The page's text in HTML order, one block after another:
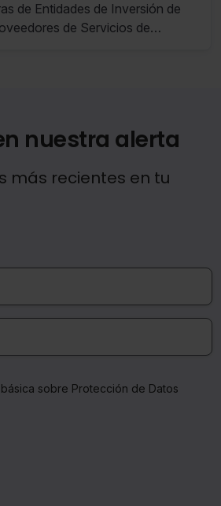
de Entidades de Inversión de
de Servicios de
nuestra alerta
más recientes en tu
sobre Protección de Datos